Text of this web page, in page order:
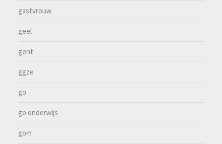
gastvrouw
geel
gent
ggze
go
go onderwijs
gom